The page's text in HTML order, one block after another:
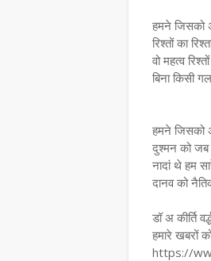
हमने जिसको
रिश्तों का
वो महत्व
बिना किसी
हमने जिसको
दुश्मन को जब
नादां थे हम
दानव को
डॉ अ कीर्ति
हमारे खबरों
https://